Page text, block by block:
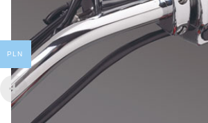
PLN